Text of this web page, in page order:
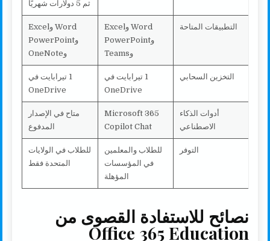
ثم 5 دولارات شهريًا
التطبيقات المتاحة
Word وExcel
وPowerPoint
وTeams
Word وExcel
وPowerPoint
وOneNote
التخزين السحابي
1 تيرابايت في
OneDrive
1 تيرابايت في
OneDrive
أدوات الذكاء
الاصطناعي
Microsoft 365
Copilot Chat
متاح في الإصدار
المدفوع
التوفر
للطلاب والمعلمين
في المؤسسات
المؤهلة
للطلاب في الولايات
المتحدة فقط
نصائح للاستفادة القصوى من
Office 365 Education